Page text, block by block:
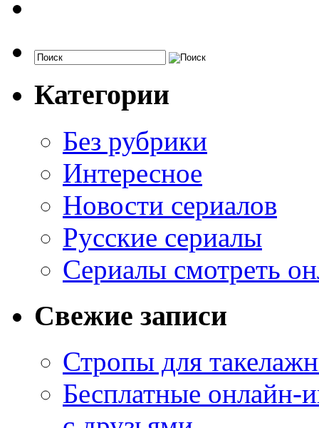
Категории
Без рубрики
Интересное
Новости сериалов
Русские сериалы
Сериалы смотреть
Свежие записи
Стропы для
Бесплатные